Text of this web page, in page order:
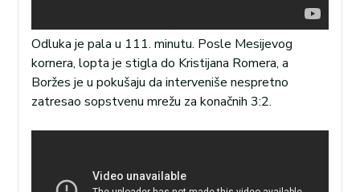
Odluka je pala u 111. minutu. Posle Mesijevog
kornera, lopta je stigla do Kristijana Romera, a
Boržes je u pokušaju da interveniše nespretno
zatresao sopstvenu mrežu za konačnih 3:2.